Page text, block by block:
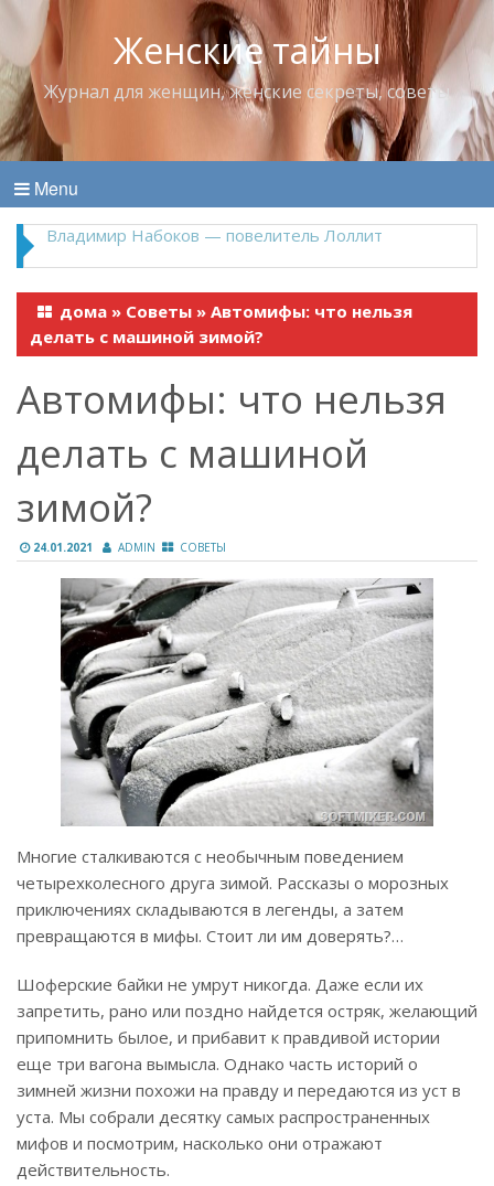
Женские тайны
Журнал для женщин, женские секреты, советы
Menu
Владимир Набоков — повелитель Лоллит
дома » Советы » Автомифы: что нельзя
делать с машиной зимой?
Автомифы: что нельзя
делать с машиной
зимой?
24.01.2021 ADMIN СОВЕТЫ
Многие сталкиваются с необычным поведением
четырехколесного друга зимой. Рассказы о морозных
приключениях складываются в легенды, а затем
превращаются в мифы. Стоит ли им доверять?…
Шоферские байки не умрут никогда. Даже если их
запретить, рано или поздно найдется остряк, желающий
припомнить былое, и прибавит к правдивой истории
еще три вагона вымысла. Однако часть историй о
зимней жизни похожи на правду и передаются из уст в
уста. Мы собрали десятку самых распространенных
мифов и посмотрим, насколько они отражают
действительность.